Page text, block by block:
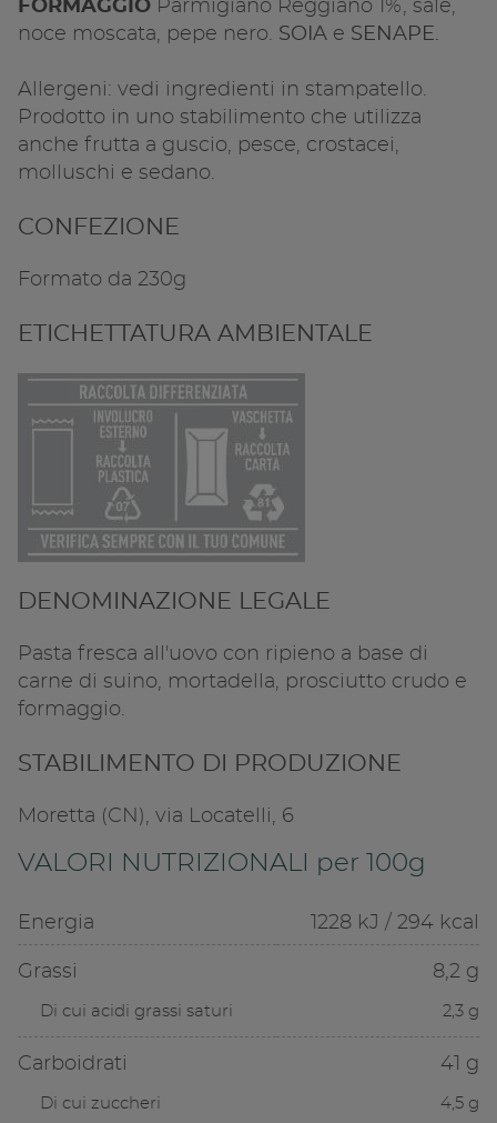
FORMAGGIO Parmigiano Reggiano 1%, sale,
noce moscata, pepe nero. SOIA e SENAPE.
Allergeni: vedi ingredienti in stampatello.
Prodotto in uno stabilimento che utilizza
anche frutta a guscio, pesce, crostacei,
molluschi e sedano.
CONFEZIONE
Formato da 230g
ETICHETTATURA AMBIENTALE
DENOMINAZIONE LEGALE
Pasta fresca all'uovo con ripieno a base di
carne di suino, mortadella, prosciutto crudo e
formaggio.
STABILIMENTO DI PRODUZIONE
Moretta (CN), via Locatelli, 6
VALORI NUTRIZIONALI per 100g
Energia 1228 kJ / 294 kcal
Grassi 8,2 g
Di cui acidi grassi saturi 2,3 g
Carboidrati 41 g
Di cui zuccheri 4,5 g